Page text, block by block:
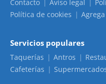
Contacto Aviso legal
Política de cookies
Servicios populares
Taquerías Antros
Cafeterías